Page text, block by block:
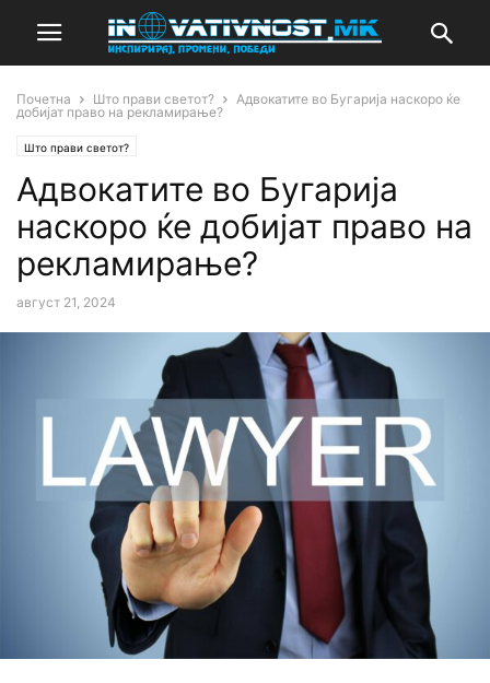
Почетна Што прави светот?
Адвокатите во Бугарија наскоро ќе
добијат право на рекламирање?
Што прави светот?
Адвокатите во Бугарија
наскоро ќе добијат право на
рекламирање?
август 21, 2024